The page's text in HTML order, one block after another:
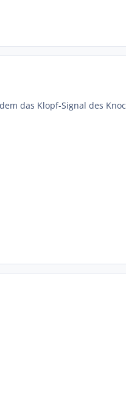
das Klopf-Signal des